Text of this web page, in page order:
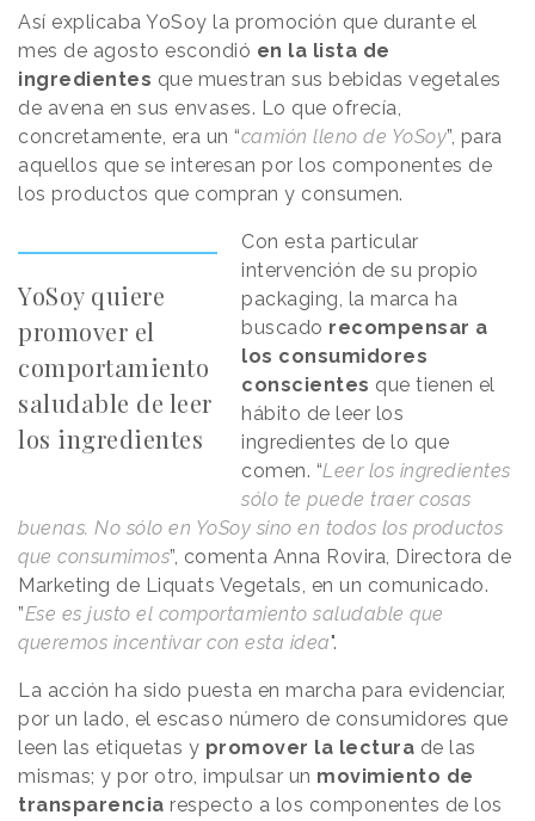
Así explicaba YoSoy la promoción que durante el
mes de agosto escondió en la lista de
ingredientes que muestran sus bebidas vegetales
de avena en sus envases. Lo que ofrecía,
concretamente, era un “camión lleno de YoSoy”, para
aquellos que se interesan por los componentes de
los productos que compran y consumen.
YoSoy quiere
promover el
comportamiento
saludable de leer
los ingredientes
Con esta particular
intervención de su propio
packaging, la marca ha
buscado recompensar a
los consumidores
conscientes que tienen el
hábito de leer los
ingredientes de lo que
comen. “Leer los ingredientes
sólo te puede traer cosas
buenas. No sólo en YoSoy sino en todos los productos
que consumimos”, comenta Anna Rovira, Directora de
Marketing de Liquats Vegetals, en un comunicado.
”Ese es justo el comportamiento saludable que
queremos incentivar con esta idea".
La acción ha sido puesta en marcha para evidenciar,
por un lado, el escaso número de consumidores que
leen las etiquetas y promover la lectura de las
mismas; y por otro, impulsar un movimiento de
transparencia respecto a los componentes de los